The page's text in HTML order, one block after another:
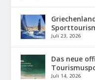
Juli 23, 2026
Das neue
Juli 14, 2026